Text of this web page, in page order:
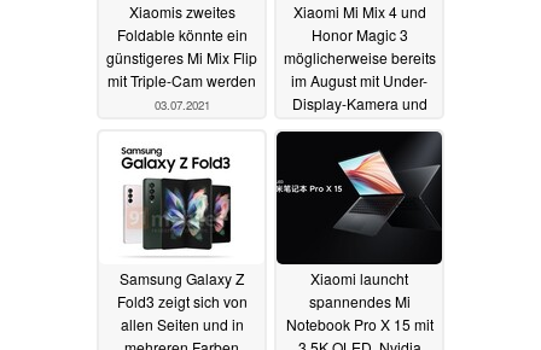
Xiaomis zweites
Foldable könnte ein
günstigeres Mi Mix Flip
mit Triple-Cam werden
03.07.2021
Xiaomi Mi Mix 4 und
Honor Magic 3
möglicherweise bereits
im August mit Under-
Display-Kamera und
Snapdragon 888+
01.07.2021
Samsung Galaxy Z
Fold3 zeigt sich von
allen Seiten und in
Xiaomi launcht
spannendes Mi
Notebook Pro X 15 mit